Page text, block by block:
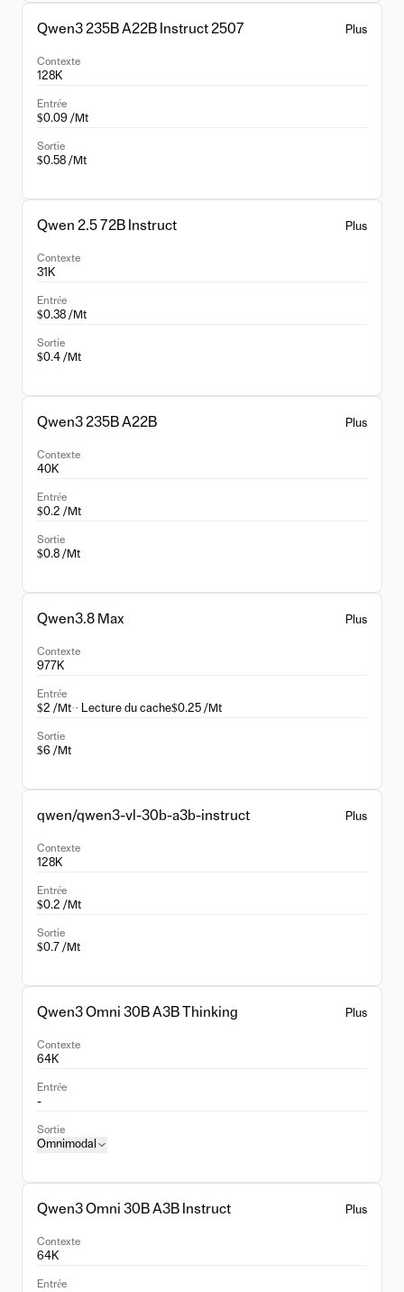
Qwen3 235B A22B Instruct 2507 Plus
Contexte
128K
Entrée
$0.09 /Mt
Sortie
$0.58 /Mt
Qwen 2.5 72B Instruct Plus
Contexte
31K
Entrée
$0.38 /Mt
Sortie
$0.4 /Mt
Qwen3 235B A22B Plus
Contexte
40K
Entrée
$0.2 /Mt
Sortie
$0.8 /Mt
Qwen3.8 Max Plus
Contexte
977K
Entrée
$2 /Mt·· Lecture du cache$0.25 /Mt
Sortie
$6 /Mt
qwen/qwen3-vl-30b-a3b-instruct Plus
Contexte
128K
Entrée
$0.2 /Mt
Sortie
$0.7 /Mt
Qwen3 Omni 30B A3B Thinking Plus
Contexte
64K
Entrée
-
Sortie
Omnimodal
Qwen3 Omni 30B A3B Instruct Plus
Contexte
64K
Entrée